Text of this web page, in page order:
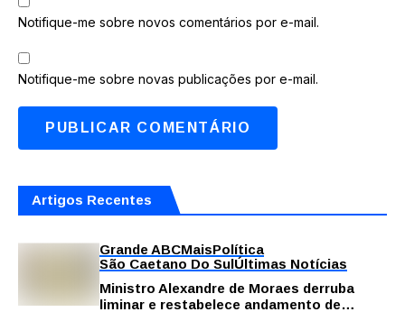
Notifique-me sobre novos comentários por e-mail.
Notifique-me sobre novas publicações por e-mail.
Artigos Recentes
Grande ABCMaisPolítica
São Caetano Do SulÚltimas Notícias
Ministro Alexandre de Moraes derruba
liminar e restabelece andamento de